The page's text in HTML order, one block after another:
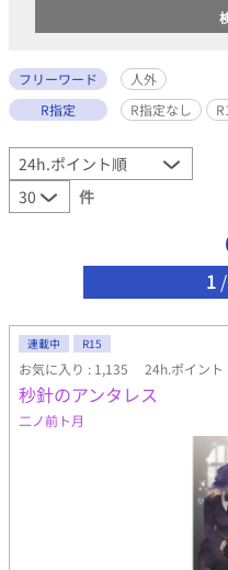
フリーワード
人外
R指定
R指定なし
件
1
連載中 R15
お気に入り : 1,135 24h.ポイント
秒針のアンタレス
二ノ前ト月